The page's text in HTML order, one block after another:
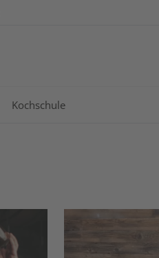
Kochschule